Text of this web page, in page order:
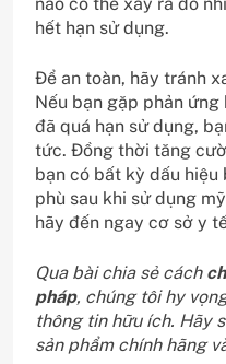
hết hạn sử dụng.
Để an toàn, hãy tránh
Nếu bạn gặp phản
đã quá hạn sử dụng,
tức. Đồng thời tăng
bạn có bất kỳ dấu
phù sau khi sử dụng
hãy đến ngay cơ sở y
Qua bài chia sẻ cách
pháp, chúng tôi hy
thông tin hữu ích. Hãy
sản phẩm chính hãng